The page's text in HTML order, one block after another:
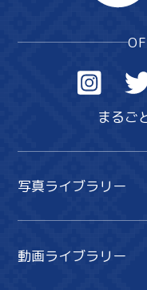
まるご
写真ライブラリー
動画ライブラリー